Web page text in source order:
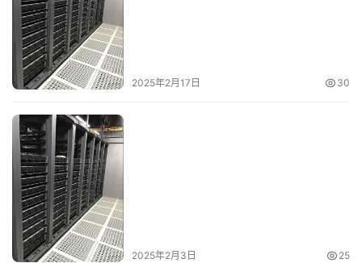
首
云
服
务
器
虚
2025年2月17日 30
2025年2月3日 25